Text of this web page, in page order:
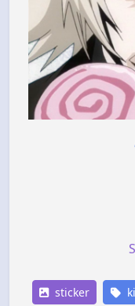
sticker